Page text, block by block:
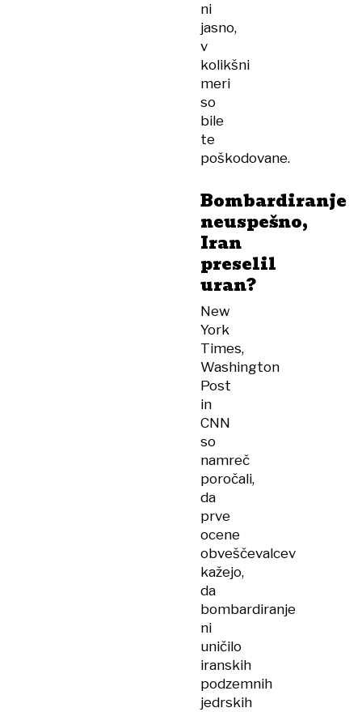
ni
jasno,
v
kolikšni
meri
so
bile
te
poškodovane.
Bombardiranje
neuspešno,
Iran
preselil
uran?
New
York
Times,
Washington
Post
in
CNN
so
namreč
poročali,
da
prve
ocene
obveščevalcev
kažejo,
da
bombardiranje
ni
uničilo
iranskih
podzemnih
jedrskih